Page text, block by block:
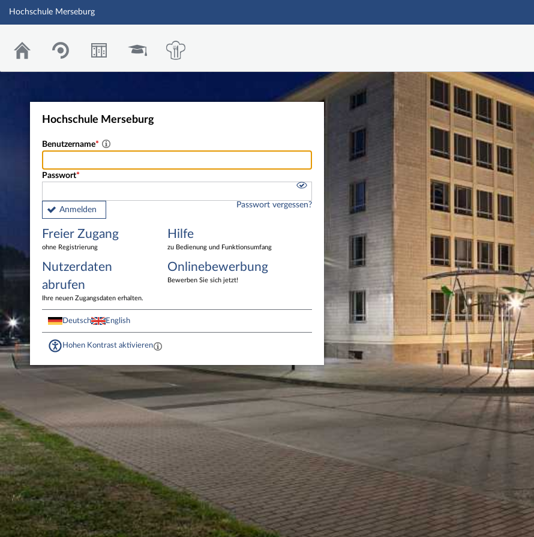
Hauptnavigation
Fußzeile
Hochschule Merseburg
Hochschule Merseburg
Benutzername
Passwort
Anmelden
Passwort vergessen?
Freier Zugang
ohne Registrierung
Hilfe
zu Bedienung und Funktionsumfang
Nutzerdaten
abrufen
Ihre neuen Zugangsdaten erhalten.
Onlinebewerbung
Bewerben Sie sich jetzt!
Deutsch English
Hohen Kontrast aktivieren